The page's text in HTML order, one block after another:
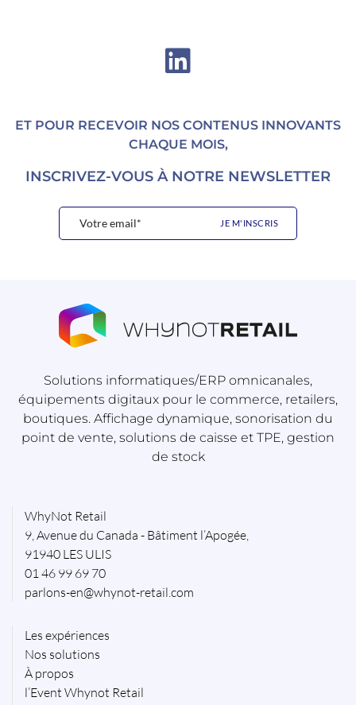
ET POUR RECEVOIR NOS CONTENUS INNOVANTS
CHAQUE MOIS,
INSCRIVEZ-VOUS À NOTRE NEWSLETTER
Solutions informatiques/ERP omnicanales,
équipements digitaux pour le commerce, retailers,
boutiques. Affichage dynamique, sonorisation du
point de vente, solutions de caisse et TPE, gestion
de stock
WhyNot Retail
9, Avenue du Canada - Bâtiment l’Apogée,
91940 LES ULIS
01 46 99 69 70
parlons-en@whynot-retail.com
Les expériences
Nos solutions
À propos
l’Event Whynot Retail